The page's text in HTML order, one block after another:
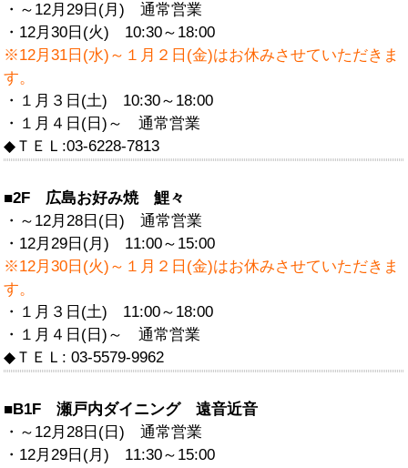
・～12月29日(月) 通常営業
・12月30日(火) 10:30～18:00
※12月31日(水)～１月２日(金)はお休みさせていただきま
す。
・１月３日(土) 10:30～18:00
・１月４日(日)～ 通常営業
◆ＴＥＬ:03-6228-7813
■2F 広島お好み焼 鯉々
・～12月28日(日) 通常営業
・12月29日(月) 11:00～15:00
※12月30日(火)～１月２日(金)はお休みさせていただきま
す。
・１月３日(土) 11:00～18:00
・１月４日(日)～ 通常営業
◆ＴＥＬ: 03-5579-9962
■B1F 瀬戸内ダイニング 遠音近音
・～12月28日(日) 通常営業
・12月29日(月) 11:30～15:00